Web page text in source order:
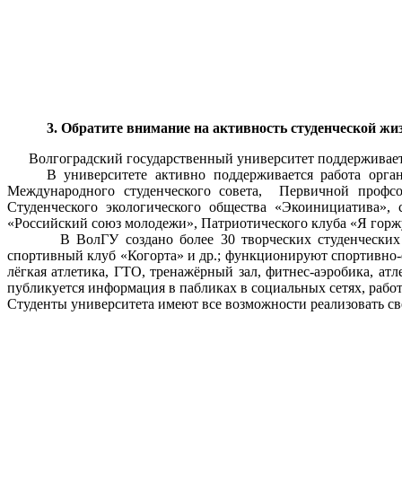
3. Обратите внимание на активность студенческой
Волгоградский государственный университет
В университете активно поддерживается работа
Международного студенческого совета, Первичной
Студенческого экологического общества
«Российский союз молодежи», Патриотического клуба «Я
В ВолГУ создано более 30 творческих студенческих
спортивный клуб «Когорта» и др.; функционируют
лёгкая атлетика, ГТО, тренажёрный зал, фитнес-аэробика,
публикуется информация в пабликах в социальных сетях,
Студенты университета имеют все возможности реализовать